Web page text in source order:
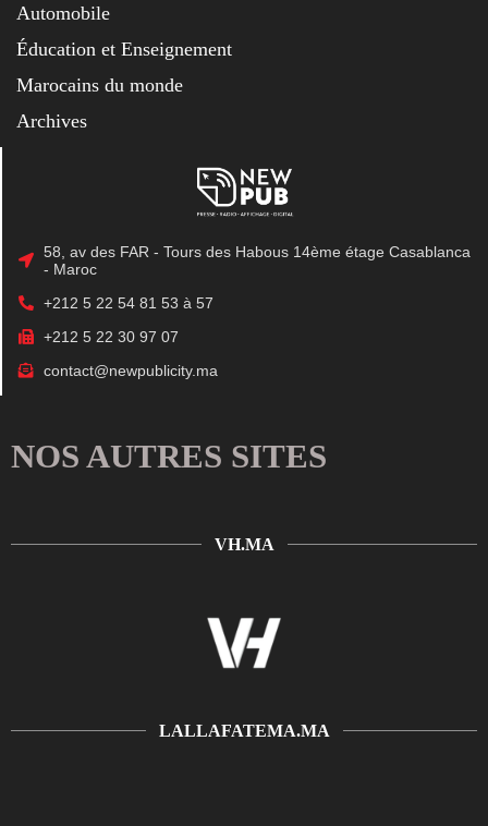
Automobile
Éducation et Enseignement
Marocains du monde
Archives
58, av des FAR - Tours des Habous 14ème étage Casablanca
- Maroc
+212 5 22 54 81 53 à 57
+212 5 22 30 97 07
contact@newpublicity.ma
NOS AUTRES SITES
VH.MA
LALLAFATEMA.MA